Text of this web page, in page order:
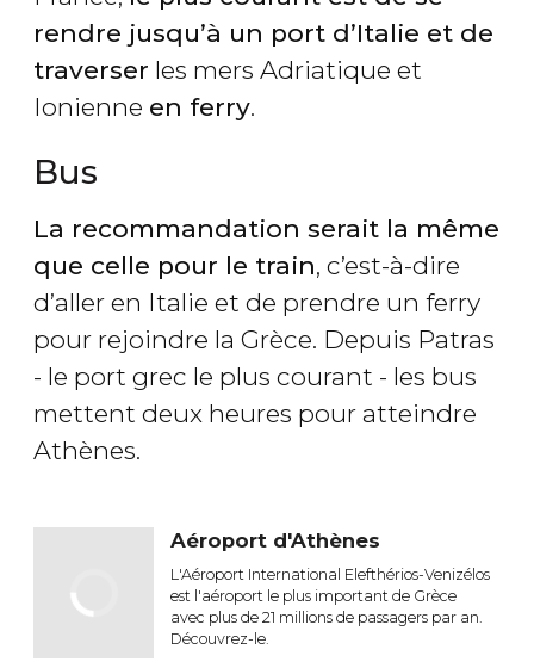
rendre jusqu’à un port d’Italie et de
traverser les mers Adriatique et
Ionienne en ferry.
Bus
La recommandation serait la même
que celle pour le train, c’est-à-dire
d’aller en Italie et de prendre un ferry
pour rejoindre la Grèce. Depuis Patras
- le port grec le plus courant - les bus
mettent deux heures pour atteindre
Athènes.
Aéroport d'Athènes
L'Aéroport International Elefthérios-Venizélos
est l'aéroport le plus important de Grèce
avec plus de 21 millions de passagers par an.
Découvrez-le.